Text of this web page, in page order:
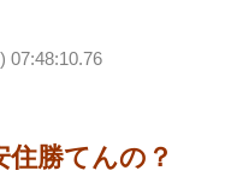
07:48:10.76
勝てんの？